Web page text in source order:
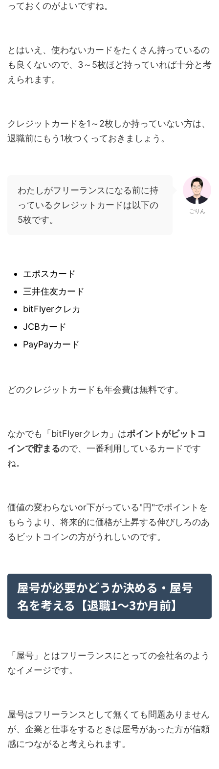
っておくのがよいですね。
とはいえ、使わないカードをたくさん持っているの
も良くないので、3～5枚ほど持っていれば十分と考
えられます。
クレジットカードを1～2枚しか持っていない方は、
退職前にもう1枚つくっておきましょう。
わたしがフリーランスになる前に持
っているクレジットカードは以下の
5枚です。
ごりん
エポスカード
三井住友カード
bitFlyerクレカ
JCBカード
PayPayカード
どのクレジットカードも年会費は無料です。
なかでも「bitFlyerクレカ」はポイントがビットコ
インで貯まるので、一番利用しているカードです
ね。
価値の変わらないor下がっている"円"でポイントを
もらうより、将来的に価格が上昇する伸びしろのあ
るビットコインの方がうれしいのです。
屋号が必要かどうか決める・屋号
名を考える【退職1～3か月前】
「屋号」とはフリーランスにとっての会社名のよう
なイメージです。
屋号はフリーランスとして無くても問題ありません
が、企業と仕事をするときは屋号があった方が信頼
感につながると考えられます。